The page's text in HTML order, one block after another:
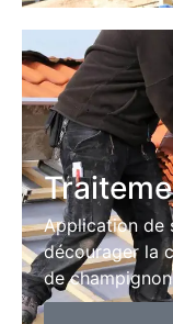
Application de
décourager la
de